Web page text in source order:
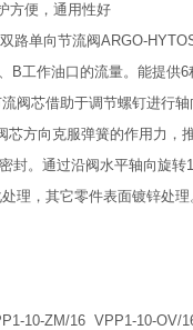
方便，通用性好
路单向节流阀ARGO-
B工作油口的流量。能提
阀芯借助于调节螺钉进行
芯方向克服弹簧的作用力
封。通过沿阀水平轴向旋
理，其它零件表面镀锌处理
10-ZM/16 VPP1-10-OV/